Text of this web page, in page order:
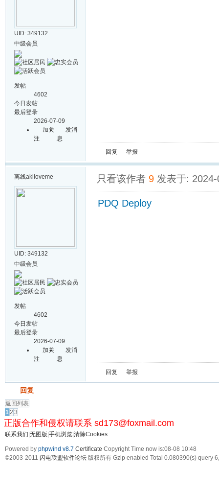
UID: 349132
中级会员
发帖
4602
今日发帖
最后登录
2026-07-09
加关
注
发消
息
回复 举报
离线akiloveme
UID: 349132
中级会员
发帖
4602
今日发帖
最后登录
2026-07-09
加关
注
发消
息
只看该作者 9 发表于:
PDQ Deploy
回复 举报
回复
返回列表
12 3
正版合作和侵权请联系 sd173@foxmail.com
联系我们 无图版 手机浏览 清除Cookies
Powered by phpwind v8.7 Certificate Copyright Time now is:08-08 10:48
©2003-2011 闪电联盟软件论坛 版权所有 Gzip enabled Total 0.080390(s) query 6,